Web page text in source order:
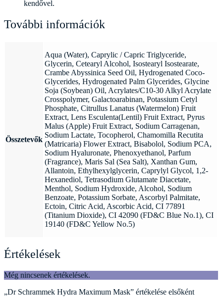
kendővel.
További információk
Összetevők
Aqua (Water), Caprylic / Capric Triglyceride,
Glycerin, Cetearyl Alcohol, Isostearyl Isostearate,
Crambe Abyssinica Seed Oil, Hydrogenated Coco-
Glycerides, Hydrogenated Palm Glycerides, Glycine
Soja (Soybean) Oil, Acrylates/C10-30 Alkyl Acrylate
Crosspolymer, Galactoarabinan, Potassium Cetyl
Phosphate, Citrullus Lanatus (Watermelon) Fruit
Extract, Lens Esculenta(Lentil) Fruit Extract, Pyrus
Malus (Apple) Fruit Extract, Sodium Carragenan,
Sodium Lactate, Tocopherol, Chamomilla Recutita
(Matricaria) Flower Extract, Bisabolol, Sodium PCA,
Sodium Hyaluronate, Phenoxyethanol, Parfum
(Fragrance), Maris Sal (Sea Salt), Xanthan Gum,
Allantoin, Ethylhexylglycerin, Caprylyl Glycol, 1,2-
Hexanediol, Tetrasodium Glutamate Diacetate,
Menthol, Sodium Hydroxide, Alcohol, Sodium
Benzoate, Potassium Sorbate, Ascorbyl Palmitate,
Ectoin, Citric Acid, Ascorbic Acid, CI 77891
(Titanium Dioxide), CI 42090 (FD&C Blue No.1), CI
19140 (FD&C Yellow No.5)
Értékelések
Még nincsenek értékelések.
„Dr Schrammek Hydra Maximum Mask” értékelése elsőként